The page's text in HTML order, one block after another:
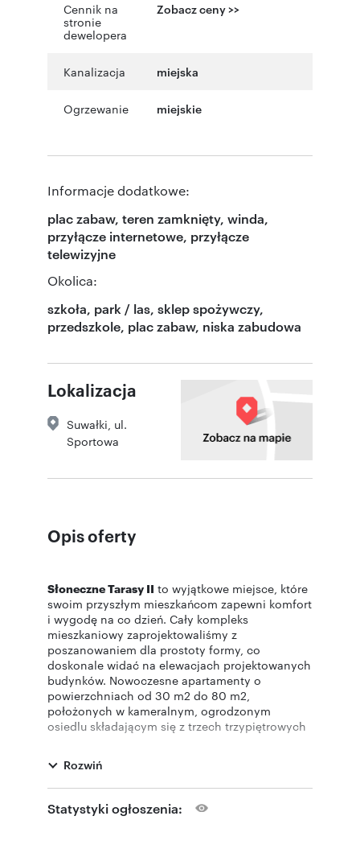
Cennik na
stronie
dewelopera
Zobacz ceny >>
Kanalizacja miejska
Ogrzewanie miejskie
Informacje dodatkowe:
plac zabaw, teren zamknięty, winda,
przyłącze internetowe, przyłącze
telewizyjne
Okolica:
szkoła, park / las, sklep spożywczy,
przedszkole, plac zabaw, niska zabudowa
Lokalizacja
Suwałki, ul.
Sportowa
Opis oferty
Słoneczne Tarasy II to wyjątkowe miejsce, które
swoim przyszłym mieszkańcom zapewni komfort
i wygodę na co dzień. Cały kompleks
mieszkaniowy zaprojektowaliśmy z
poszanowaniem dla prostoty formy, co
doskonale widać na elewacjach projektowanych
budynków. Nowoczesne apartamenty o
powierzchniach od 30 m2 do 80 m2,
położonych w kameralnym, ogrodzonym
osiedlu składającym się z trzech trzypiętrowych
prywatność, spokój oraz komfort codziennego
życia.
Dostępne układy apartamentów zostały
zaprojektowane z myślą o funkcjonalności i
Rozwiń
Statystyki ogłoszenia: